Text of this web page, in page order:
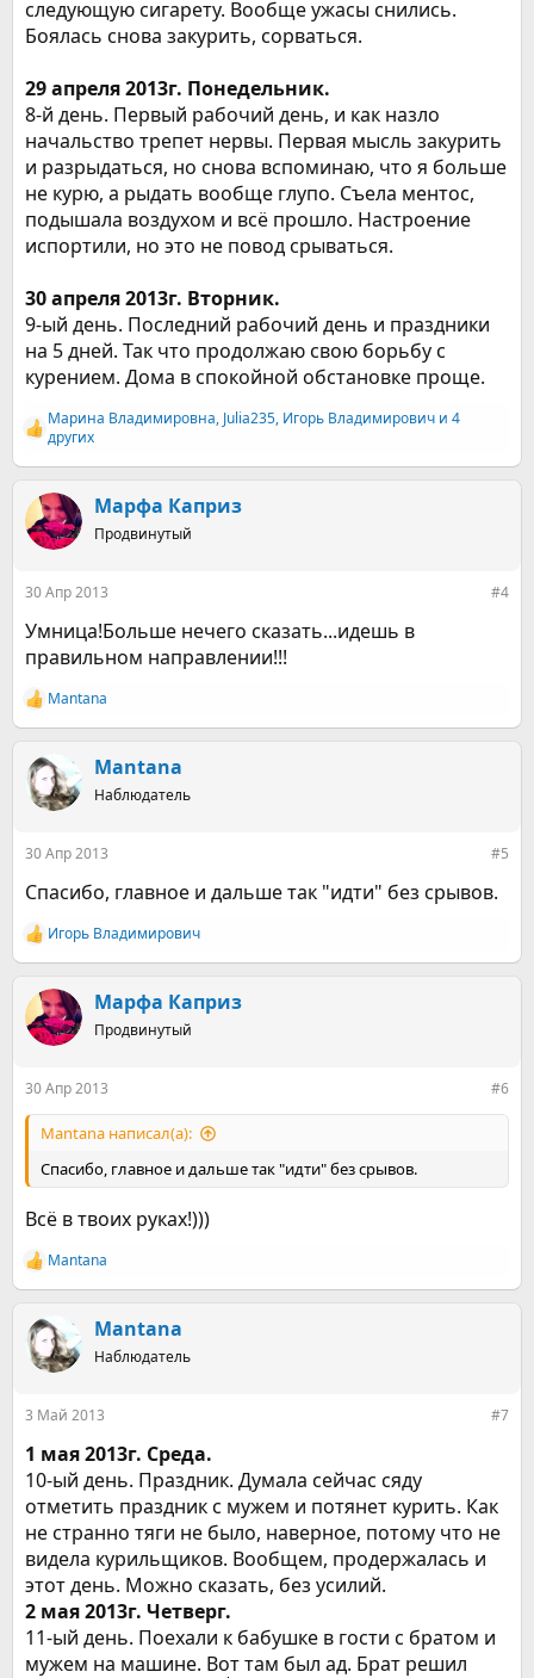
следующую сигарету. Вообще ужасы снились.
Боялась снова закурить, сорваться.
29 апреля 2013г. Понедельник.
8-й день. Первый рабочий день, и как назло
начальство трепет нервы. Первая мысль закурить
и разрыдаться, но снова вспоминаю, что я больше
не курю, а рыдать вообще глупо. Съела ментос,
подышала воздухом и всё прошло. Настроение
испортили, но это не повод срываться.
30 апреля 2013г. Вторник.
9-ый день. Последний рабочий день и праздники
на 5 дней. Так что продолжаю свою борьбу с
курением. Дома в спокойной обстановке проще.
Р
а
ц
и
Марина Владимировна, Julia235, Игорь Владимирович и 4
других
Марфа Каприз
Продвинутый
30 Апр 2013 #4
Умница!Больше нечего сказать...идешь в
правильном направлении!!!
Р
е
к
ц
и
Mantana
Mantana
Наблюдатель
30 Апр 2013 #5
Спасибо, главное и дальше так "идти" без срывов.
Р
е
к
ц
и
Игорь Владимирович
Марфа Каприз
Продвинутый
30 Апр 2013 #6
Mantana написал(а):
Спасибо, главное и дальше так "идти" без срывов.
Всё в твоих руках!)))
Р
е
к
ц
и
Mantana
Mantana
Наблюдатель
3 Май 2013 #7
1 мая 2013г. Среда.
10-ый день. Праздник. Думала сейчас сяду
отметить праздник с мужем и потянет курить. Как
не странно тяги не было, наверное, потому что не
видела курильщиков. Вообщем, продержалась и
этот день. Можно сказать, без усилий.
2 мая 2013г. Четверг.
11-ый день. Поехали к бабушке в гости с братом и
мужем на машине. Вот там был ад. Брат решил